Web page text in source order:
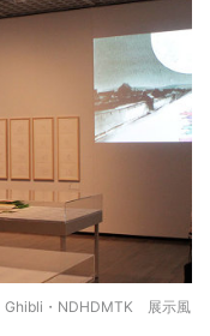
Ghibli・NDHDMTK 展示風